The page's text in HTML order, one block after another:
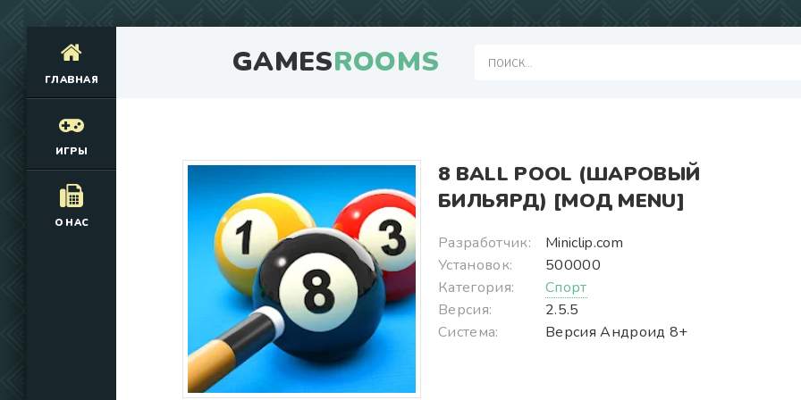
GAMESROOMS
ГЛАВНАЯ
ИГРЫ
О НАС
8 BALL POOL (ШАРОВЫЙ
БИЛЬЯРД) [МОД MENU]
Разработчик:
Miniclip.com
Установок:
500000
Категория:
Спорт
Версия:
2.5.5
Система:
Версия Андроид 8+